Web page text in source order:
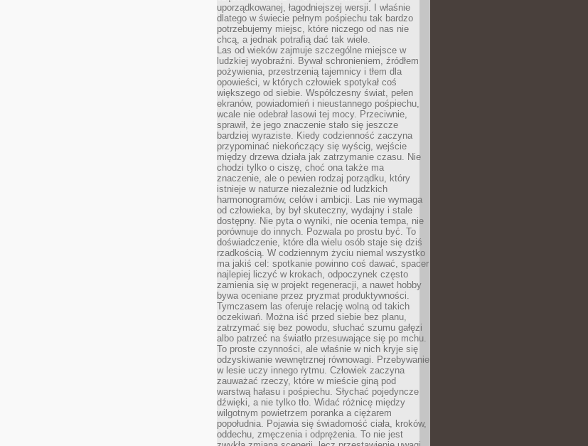
uporządkowanej, łagodniejszej wersji. I właśnie
dlatego w świecie pełnym pośpiechu tak bardzo
potrzebujemy miejsc, które niczego od nas nie
chcą, a jednak potrafią dać tak wiele.
Las od wieków zajmuje szczególne miejsce w
ludzkiej wyobraźni. Bywał schronieniem, źródłem
pożywienia, przestrzenią tajemnicy i tłem dla
opowieści, w których człowiek spotykał coś
większego od siebie. Współczesny świat, pełen
ekranów, powiadomień i nieustannego pośpiechu,
wcale nie odebrał lasowi tej mocy. Przeciwnie,
sprawił, że jego znaczenie stało się jeszcze
bardziej wyraziste. Kiedy codzienność zaczyna
przypominać niekończący się wyścig, wejście
między drzewa działa jak zatrzymanie czasu. Nie
chodzi tylko o ciszę, choć ona także ma
znaczenie, ale o pewien rodzaj porządku, który
istnieje w naturze niezależnie od ludzkich
harmonogramów, celów i ambicji. Las nie wymaga
od człowieka, by był skuteczny, wydajny i stale
dostępny. Nie pyta o wyniki, nie ocenia tempa, nie
porównuje do innych. Pozwala po prostu być. To
doświadczenie, które dla wielu osób staje się dziś
rzadkością. W codziennym życiu niemal wszystko
ma jakiś cel: spotkanie powinno coś dawać, spacer
najlepiej liczyć w krokach, odpoczynek często
zamienia się w projekt regeneracji, a nawet hobby
bywa oceniane przez pryzmat produktywności.
Tymczasem las oferuje relację wolną od takich
oczekiwań. Można iść przed siebie bez planu,
zatrzymać się bez powodu, słuchać szumu gałęzi
albo patrzeć na światło przesuwające się po mchu.
To proste czynności, ale właśnie w nich kryje się
odzyskiwanie wewnętrznej równowagi. Przebywanie
w lesie uczy innego rytmu. Człowiek zaczyna
zauważać rzeczy, które w mieście giną pod
warstwą hałasu i pośpiechu. Słychać pojedyncze
dźwięki, a nie tylko tło. Widać różnicę między
wilgotnym powietrzem poranka a ciężarem
popołudnia. Pojawia się świadomość ciała, kroków,
oddechu, zmęczenia i odprężenia. To nie jest